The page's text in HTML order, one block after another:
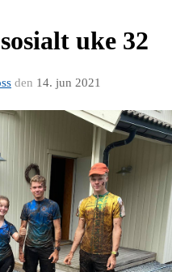
uke 32
den 14. jun 2021